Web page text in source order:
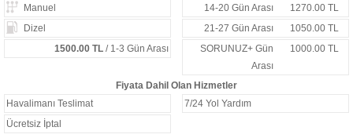
Manuel
14-20 Gün Arası
1270.00 TL
Dizel
21-27 Gün Arası
1050.00 TL
1500.00 TL/ 1-3 Gün Arası
SORUNUZ+ Gün
Arası
1000.00 TL
Fiyata Dahil Olan Hizmetler
Havalimanı Teslimat
7/24 Yol Yardım
Ücretsiz İptal